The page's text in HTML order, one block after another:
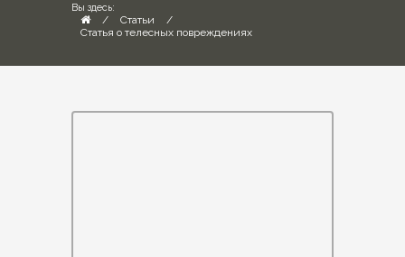
Вы здесь:
/ Статьи
/
Статья о телесных повреждениях